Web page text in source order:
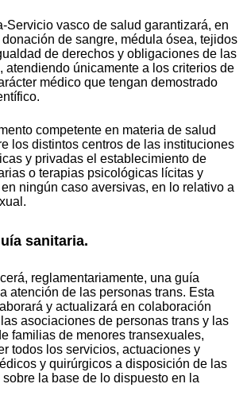
vasco de salud garantizará, en
de sangre, médula ósea, tejidos
de derechos y obligaciones de las
atendiendo únicamente a los criterios de
médico que tengan demostrado
competente en materia de salud
los distintos centros de las instituciones
y privadas el establecimiento de
o terapias psicológicas lícitas y
ningún caso aversivas, en lo relativo a
sanitaria.
reglamentariamente, una guía
atención de las personas trans. Esta
y actualizará en colaboración
asociaciones de personas trans y las
familias de menores transexuales,
todos los servicios, actuaciones y
y quirúrgicos a disposición de las
sobre la base de lo dispuesto en la